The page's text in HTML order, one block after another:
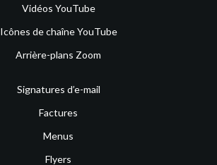
Vidéos YouTube
Icônes de chaîne YouTube
Arrière-plans Zoom
Signatures d’e-mail
Factures
Menus
Flyers